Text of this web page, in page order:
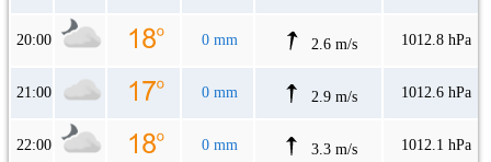
20:00 0 mm 2.6 m/s 1012.8 hPa
21:00 0 mm 2.9 m/s 1012.6 hPa
22:00 0 mm 3.3 m/s 1012.1 hPa